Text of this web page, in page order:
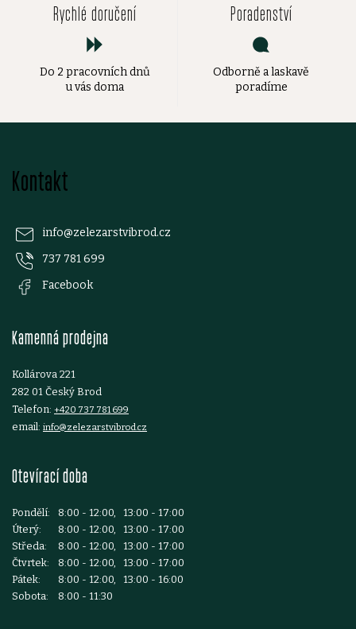
Rychlé doručení
Do 2 pracovních dnů
u vás doma
Poradenství
Odborně a laskavě
poradíme
Kontakt
info@zelezarstvibrod.cz
737 781 699
Facebook
Kamenná prodejna
Kollárova 221
282 01 Český Brod
Telefon: +420 737 781 699
email: info@zelezarstvibrod.cz
Otevírací doba
Pondělí:
8:00 - 12:00, 13:00 - 17:00
Úterý:
8:00 - 12:00, 13:00 - 17:00
Středa:
8:00 - 12:00, 13:00 - 17:00
Čtvrtek:
8:00 - 12:00, 13:00 - 17:00
Pátek:
8:00 - 12:00, 13:00 - 16:00
Sobota:
8:00 - 11:30